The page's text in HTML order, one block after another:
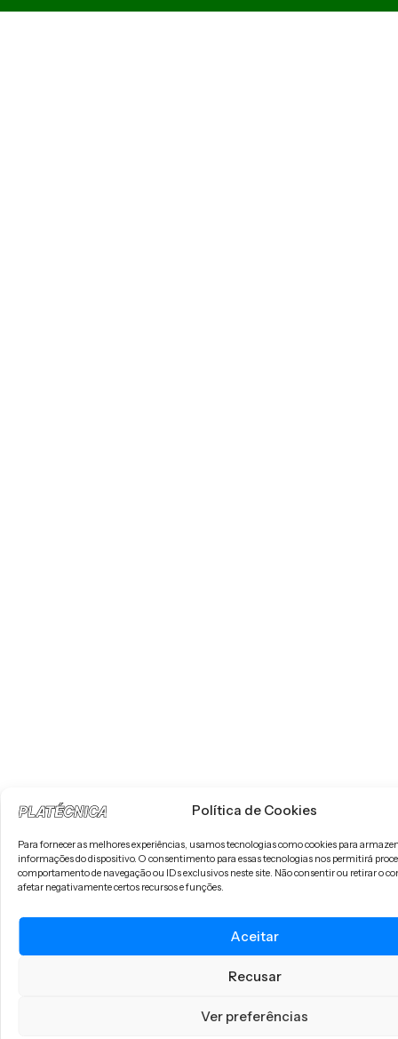
Política de Cookies
Para fornecer as melhores experiências, usamos tecnologias como cookies para
informações do dispositivo. O consentimento para essas tecnologias nos permitirá
comportamento de navegação ou IDs exclusivos neste site. Não consentir ou retirar o
afetar negativamente certos recursos e funções.
Aceitar
Recusar
Ver preferências